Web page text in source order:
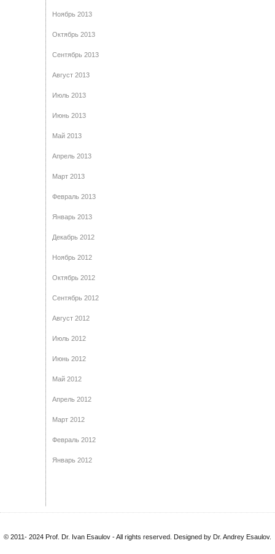
Ноябрь 2013
Октябрь 2013
Сентябрь 2013
Август 2013
Июль 2013
Июнь 2013
Май 2013
Апрель 2013
Март 2013
Февраль 2013
Январь 2013
Декабрь 2012
Ноябрь 2012
Октябрь 2012
Сентябрь 2012
Август 2012
Июль 2012
Июнь 2012
Май 2012
Апрель 2012
Март 2012
Февраль 2012
Январь 2012
© 2011- 2024 Prof. Dr. Ivan Esaulov - All rights reserved. Designed by Dr. Andrey Esaulov.